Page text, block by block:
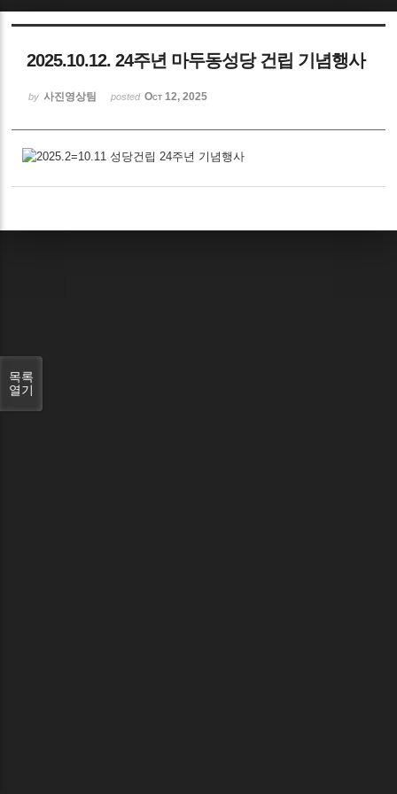
2025.10.12. 24주년 마두동성당 건립 기념행사
by 사진영상팀 posted Oct 12, 2025
목록
열기
Sketchbook5, 스케치북5
Sketchbook5, 스케치북5